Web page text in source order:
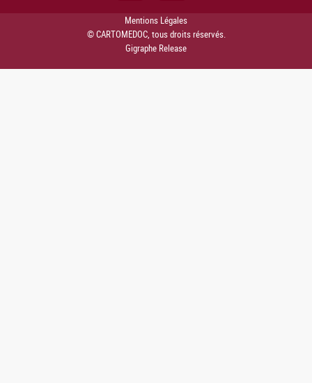
Mentions Légales
© CARTOMEDOC, tous droits réservés.
Gigraphe Release